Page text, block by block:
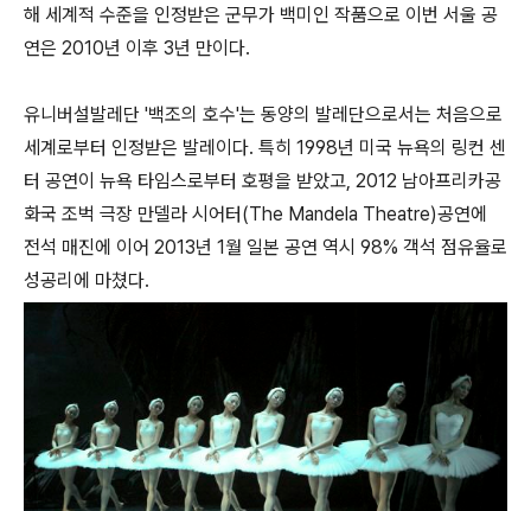
해 세계적 수준을 인정받은 군무가 백미인 작품으로 이번 서울 공
연은 2010년 이후 3년 만이다.
유니버설발레단 '백조의 호수'는 동양의 발레단으로서는 처음으로
세계로부터 인정받은 발레이다. 특히 1998년 미국 뉴욕의 링컨 센
터 공연이 뉴욕 타임스로부터 호평을 받았고, 2012 남아프리카공
화국 조벅 극장 만델라 시어터(The Mandela Theatre)공연에
전석 매진에 이어 2013년 1월 일본 공연 역시 98% 객석 점유율로
성공리에 마쳤다.